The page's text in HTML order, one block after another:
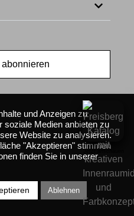
und Anzeigen zu
soziale Medien anbieten zu
Website zu analysieren.
"Akzeptieren" stimmen
finden Sie in unserer
Ablehnen